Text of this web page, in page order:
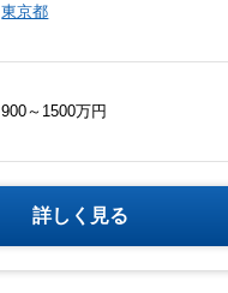
東京都
900～1500万円
詳しく見る